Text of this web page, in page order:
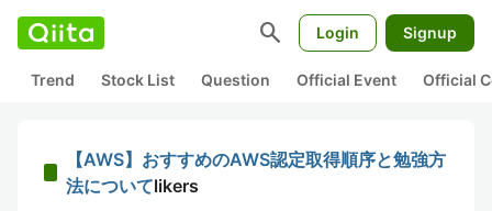
search Login Signup
Trend Stock List Question Official Event Official
【AWS】おすすめのAWS認定取得順序と勉強方
法についてlikers